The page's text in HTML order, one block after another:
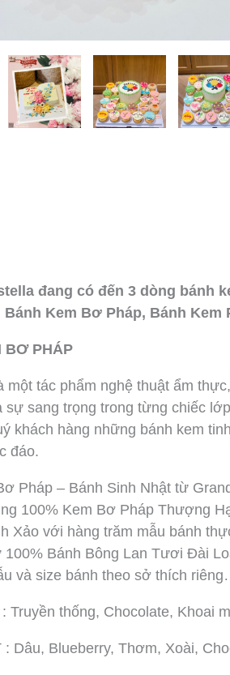
đang có đến 3 dòng bánh
Bánh Kem Bơ Pháp, Bánh
BƠ PHÁP
một tác phẩm nghệ thuật ẩm
sự sang trọng trong từng chiếc
khách hàng những bánh kem
đáo.
Pháp – Bánh Sinh Nhật từ
100% Kem Bơ Pháp Thượng
Xảo với hàng trăm mẫu bánh
100% Bánh Bông Lan Tươi Đài
và size bánh theo sở thích
Truyền thống, Chocolate, Khoai
: Dâu, Blueberry, Thơm, Xoài,